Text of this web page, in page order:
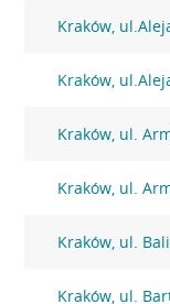
Kraków,
Kraków,
Kraków, ul.
Kraków, ul.
Kraków, ul.
Kraków, ul.